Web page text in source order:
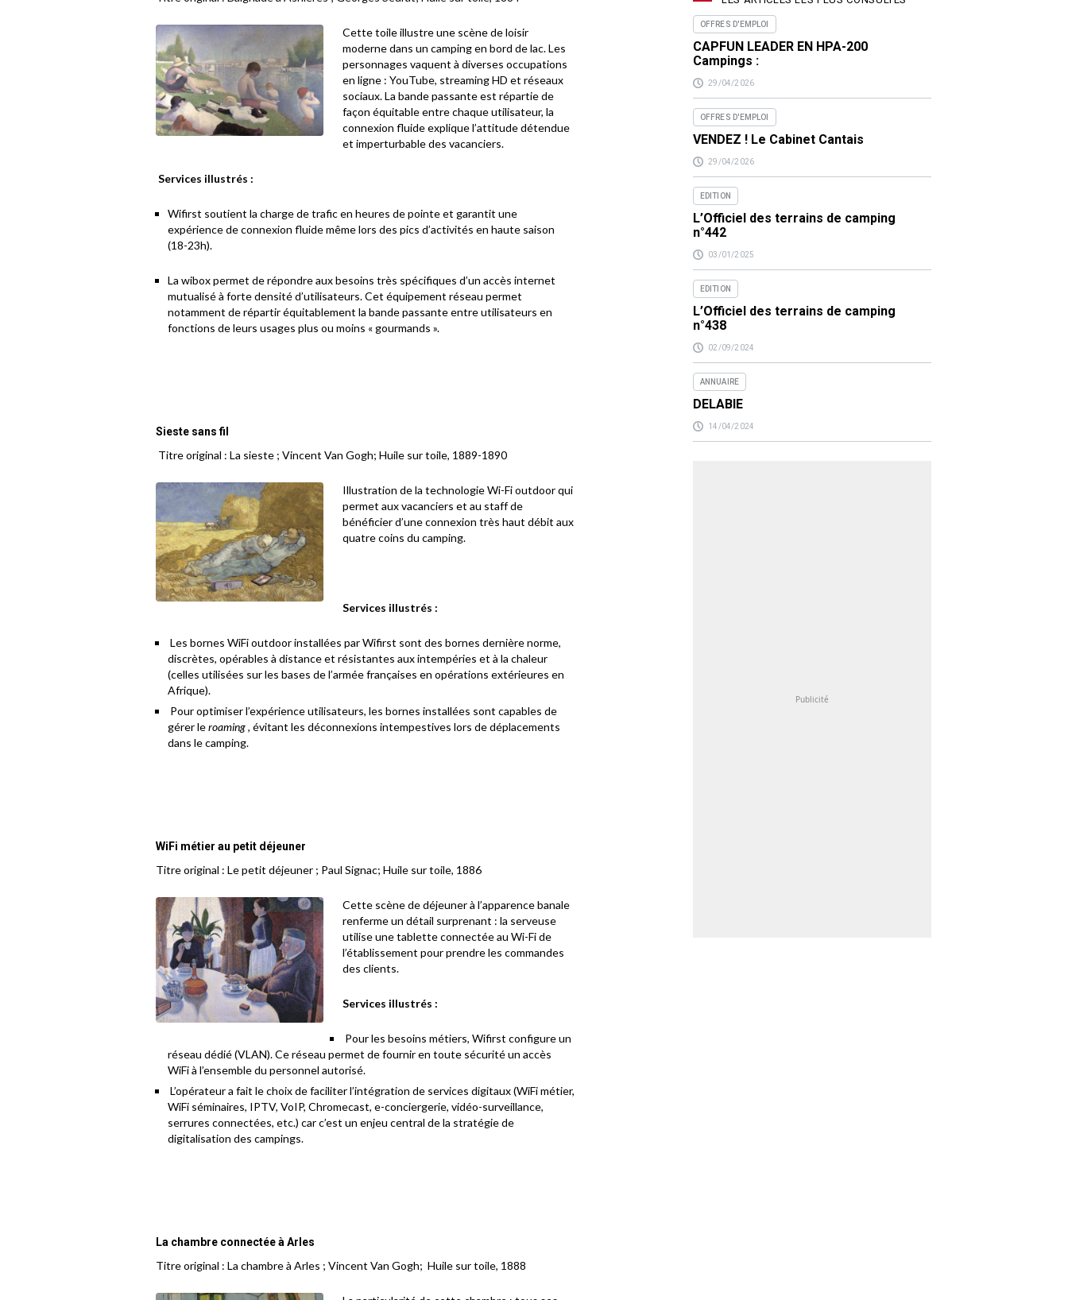
Cette toile illustre une scène de loisir
moderne dans un camping en bord de lac. Les
personnages vaquent à diverses occupations
en ligne : YouTube, streaming HD et réseaux
sociaux. La bande passante est répartie de
façon équitable entre chaque utilisateur, la
connexion fluide explique l’attitude détendue
et imperturbable des vacanciers.
Services illustrés :
Wifirst soutient la charge de trafic en heures de pointe et garantit une
expérience de connexion fluide même lors des pics d’activités en haute saison
(18-23h).
La wibox permet de répondre aux besoins très spécifiques d’un accès internet
mutualisé à forte densité d’utilisateurs. Cet équipement réseau permet
notamment de répartir équitablement la bande passante entre utilisateurs en
fonctions de leurs usages plus ou moins « gourmands ».
Sieste sans fil
Titre original : La sieste ; Vincent Van Gogh; Huile sur toile, 1889-1890
Illustration de la technologie Wi-Fi outdoor qui
permet aux vacanciers et au staff de
bénéficier d’une connexion très haut débit aux
quatre coins du camping.
Services illustrés :
Les bornes WiFi outdoor installées par Wifirst sont des bornes dernière norme,
discrètes, opérables à distance et résistantes aux intempéries et à la chaleur
(celles utilisées sur les bases de l’armée françaises en opérations extérieures en
Afrique).
Pour optimiser l’expérience utilisateurs, les bornes installées sont capables de
gérer leroaming, évitant les déconnexions intempestives lors de déplacements
dans le camping.
WiFi métier au petit déjeuner
Titre original : Le petit déjeuner ; Paul Signac; Huile sur toile, 1886
Cette scène de déjeuner à l’apparence banale
renferme un détail surprenant : la serveuse
utilise une tablette connectée au Wi-Fi de
l’établissement pour prendre les commandes
des clients.
Services illustrés :
Pour les besoins métiers, Wifirst configure un
réseau dédié (VLAN). Ce réseau permet de fournir en toute sécurité un accès
WiFi à l’ensemble du personnel autorisé.
L’opérateur a fait le choix de faciliter l’intégration de services digitaux (WiFi métier,
WiFi séminaires, IPTV, VoIP, Chromecast, e-conciergerie, vidéo-surveillance,
serrures connectées, etc.) car c’est un enjeu central de la stratégie de
digitalisation des campings.
La chambre connectée à Arles
Titre original : La chambre à Arles ; Vincent Van Gogh; Huile sur toile, 1888
OFFRES D'EMPLOI
CAPFUN LEADER EN HPA-200
Campings :
29/04/2026
OFFRES D'EMPLOI
VENDEZ ! Le Cabinet Cantais
29/04/2026
EDITION
L’Officiel des terrains de camping
n°442
03/01/2025
EDITION
L’Officiel des terrains de camping
n°438
02/09/2024
ANNUAIRE
DELABIE
14/04/2024